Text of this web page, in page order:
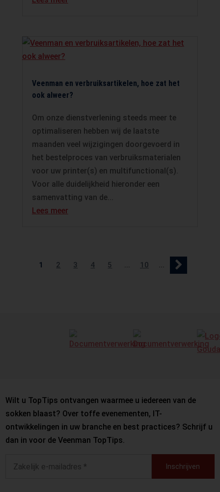
Veenman en verbruiksartikelen, hoe zat het
ook alweer?
Om onze dienstverlening steeds meer te
optimaliseren hebben wij de laatste
maanden veel wijzigingen doorgevoerd in
het bestelproces van verbruiksmaterialen
voor uw printer(s) en multifunctional(s).
Voor alle duidelijkheid hieronder een
samenvatting van de...
Lees meer
1 2 3 4 5 ... 10 ...
Wilt u TopTips ontvangen waarmee u iedereen van de
sokken blaast? Over toffe evenementen, IT-
ontwikkelingen in uw branche en best practices? Schrijf u
dan in voor de Veenman TopTips.
Inschrijven